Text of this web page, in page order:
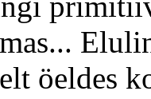
öeldes